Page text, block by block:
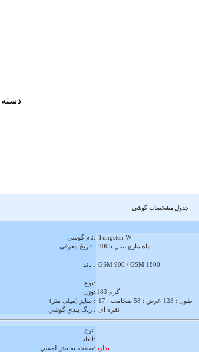
دسته
جدول مشخصات گوشي
نام گوشي: Tungsten W
تاريخ معرفي :
ماه مارچ سال 2005
باند : GSM 900 / GSM 1800
نوع:
وزن: 183 گرم
سايز (میلی متر) :
طول : 128 عرض : 58 ضخامت : 17
رنگ بندي گوشي : نقره ای
نوع:
ابعاد:
صفحه نمايش لمسي: ندارد